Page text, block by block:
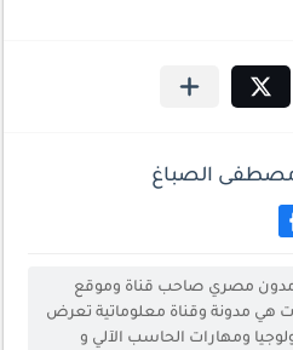
مصطفى الصباغ
مصري صاحب قناة وموقع
هي مدونة وقناة معلوماتية تعرض
ومهارات الحاسب الآلي و